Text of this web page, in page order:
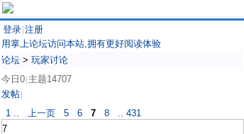
登录 注册
用掌上论坛访问本站,拥有更好阅读体验
论坛 > 玩家讨论
今日0 主题14707
发帖
1 .. 上一页 5 6 7 8 .. 431